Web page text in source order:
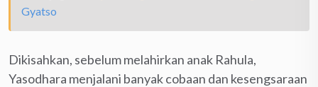
Gyatso
Dikisahkan, sebelum melahirkan anak Rahula,
Yasodhara menjalani banyak cobaan dan kesengsaraan